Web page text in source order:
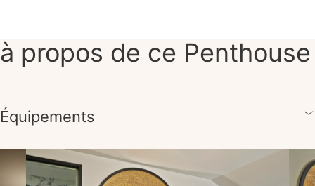
à propos de ce Penthouse
Équipements